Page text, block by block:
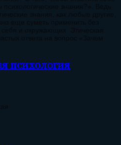
знания?». Ведь
знания, как любые другие,
еще суметь применить без
себя и окружающих. Этическая
ответа на вопрос «Зачем
психология